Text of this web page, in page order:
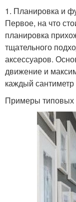
1. Планировка и
Первое, на что
планировка
тщательного
аксессуаров.
движение и
каждый
Примеры типовых